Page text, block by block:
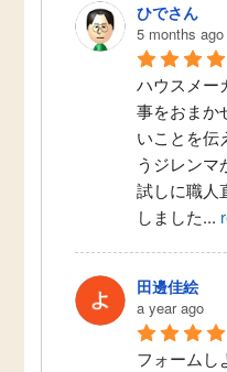
ひでさん
5 months ago
ハウスメー
事をおまか
いことを伝
うジレンマ
試しに職人
しました...
田邊佳絵
a year ago
フォームし